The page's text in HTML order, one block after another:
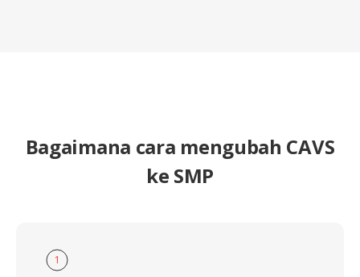
Bagaimana cara mengubah CAVS
ke SMP
1